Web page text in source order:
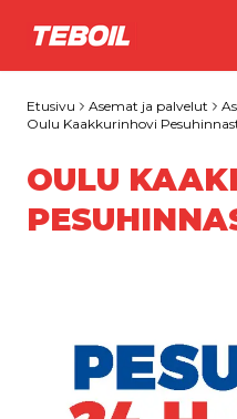
Siirry pääsisältöön
Etusivu Asemat ja palvelut
Oulu Kaakkurinhovi
OULU